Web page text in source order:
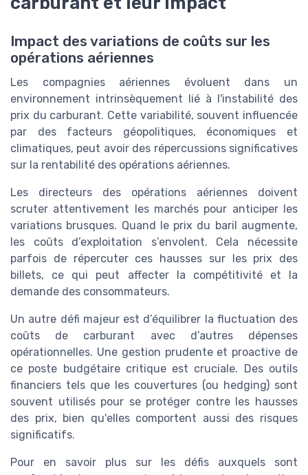
Impact des variations de coûts sur les
opérations aériennes
Les compagnies aériennes évoluent dans un
environnement intrinsèquement lié à l'instabilité des
prix du carburant. Cette variabilité, souvent influencée
par des facteurs géopolitiques, économiques et
climatiques, peut avoir des répercussions significatives
sur la rentabilité des opérations aériennes.
Les directeurs des opérations aériennes doivent
scruter attentivement les marchés pour anticiper les
variations brusques. Quand le prix du baril augmente,
les coûts d’exploitation s’envolent. Cela nécessite
parfois de répercuter ces hausses sur les prix des
billets, ce qui peut affecter la compétitivité et la
demande des consommateurs.
Un autre défi majeur est d’équilibrer la fluctuation des
coûts de carburant avec d’autres dépenses
opérationnelles. Une gestion prudente et proactive de
ce poste budgétaire critique est cruciale. Des outils
financiers tels que les couvertures (ou hedging) sont
souvent utilisés pour se protéger contre les hausses
des prix, bien qu'elles comportent aussi des risques
significatifs.
Pour en savoir plus sur les défis auxquels sont